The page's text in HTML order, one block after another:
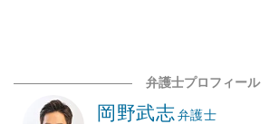
弁護士プロフィール
岡野武志弁護士